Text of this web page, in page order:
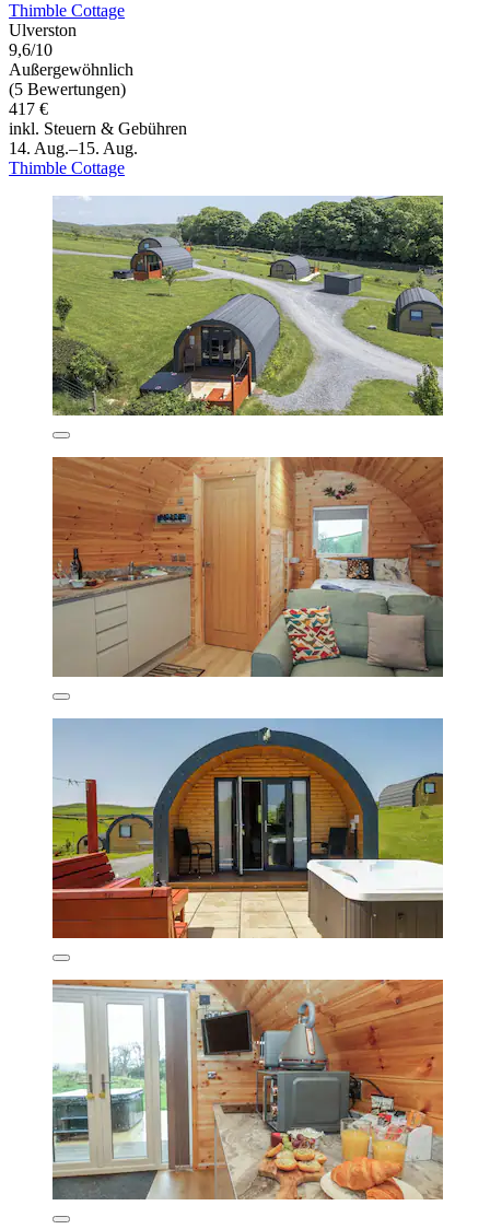
Thimble Cottage
Ulverston
9,6/10
Außergewöhnlich
(5 Bewertungen)
417 €
inkl. Steuern & Gebühren
14. Aug.–15. Aug.
Thimble Cottage